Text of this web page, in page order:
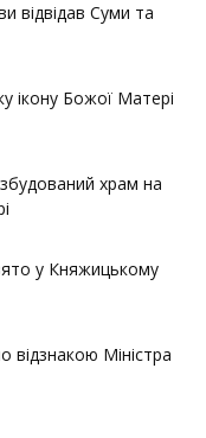
відвідав Суми та
ікону Божої Матері
храм на
у Княжицькому
відзнакою Міністра